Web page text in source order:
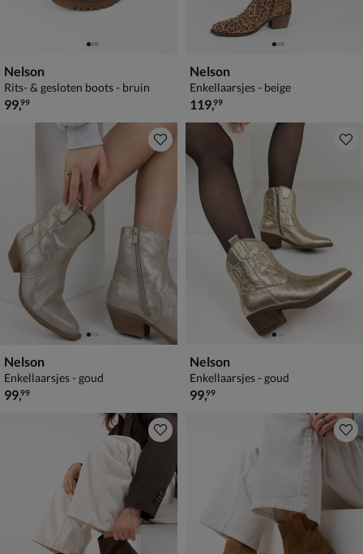
Nelson
Rits- & gesloten boots - bruin
€ 99,99
99,99
Nelson
Enkellaarsjes - beige
€ 119,99
119,99
Nelson
Enkellaarsjes - goud
€ 99,99
99,99
Nelson
Enkellaarsjes - goud
€ 99,99
99,99